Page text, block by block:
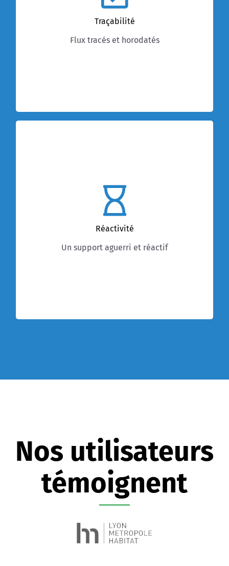
Traçabilité
Flux tracés et horodatés
garantir une traçabilité complète que ce soit
en phase consultation ou exécution. Les
correspondances simples et/ou en LAR sont
Réactivité
Un support aguerri et réactif
La satisfaction client est un objectif majeur
dans l’ADN des équipes. 95% des tickets sont
traités dans la journée, en moins d’une heure
pour les sujets critiques. Les membres de
l’équipe support sont tous aguerris aux
Nos utilisateurs
témoignent